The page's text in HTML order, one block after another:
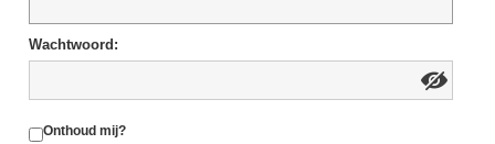
Wachtwoord:
Onthoud mij?